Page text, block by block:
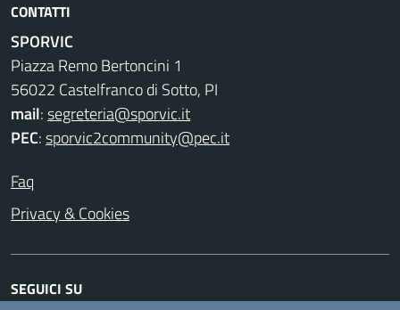
CONTATTI
SPORVIC
Piazza Remo Bertoncini 1
56022 Castelfranco di Sotto, PI
mail:segreteria@sporvic.it
PEC:sporvic2community@pec.it
Faq
Privacy & Cookies
SEGUICI SU